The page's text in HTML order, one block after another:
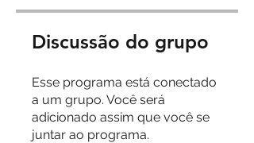
Discussão do grupo
Esse programa está conectado
a um grupo. Você será
adicionado assim que você se
juntar ao programa.